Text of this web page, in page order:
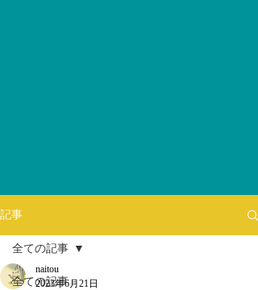
記事
全ての記事
全ての記事
naitou
2023年6月21日